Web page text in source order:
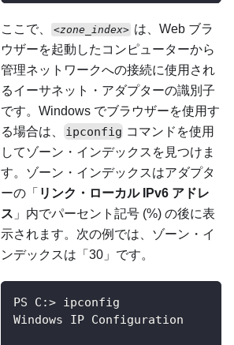
ここで、 <zone_index> は、Web ブラ
ウザーを起動したコンピューターから
管理ネットワークへの接続に使用され
るイーサネット・アダプターの識別子
です。Windows でブラウザーを使用す
る場合は、
ipconfig コマンドを使用
してゾーン・インデックスを見つけま
す。ゾーン・インデックスはアダプタ
ーの「 リンク・ローカル IPv6 アドレ
ス 」内でパーセント記号 (%) の後に表
示されます。次の例では、ゾーン・イ
ンデックスは「30」です。
PS C:> ipconfig
Windows IP Configuration